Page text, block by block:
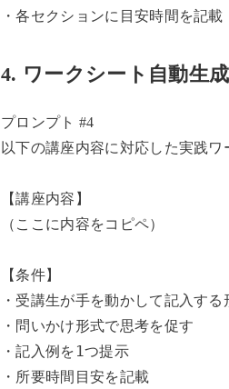
・各セクションに目安時間を記載
4. ワークシート自動生成
プロンプト #4
以下の講座内容に対応した実践ワ
【講座内容】
（ここに内容をコピペ）
【条件】
・受講生が手を動かして記入する
・問いかけ形式で思考を促す
・記入例を1つ提示
・所要時間目安を記載